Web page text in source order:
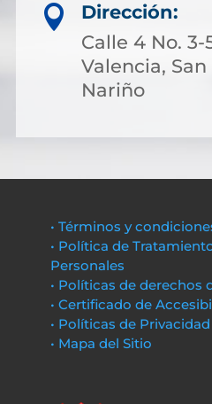

Dirección:
Calle 4 No.
Valencia,
Nariño
• Términos y
• Política de
Personales
• Políticas de derechos
• Certificado de
• Políticas de
• Mapa del Sitio